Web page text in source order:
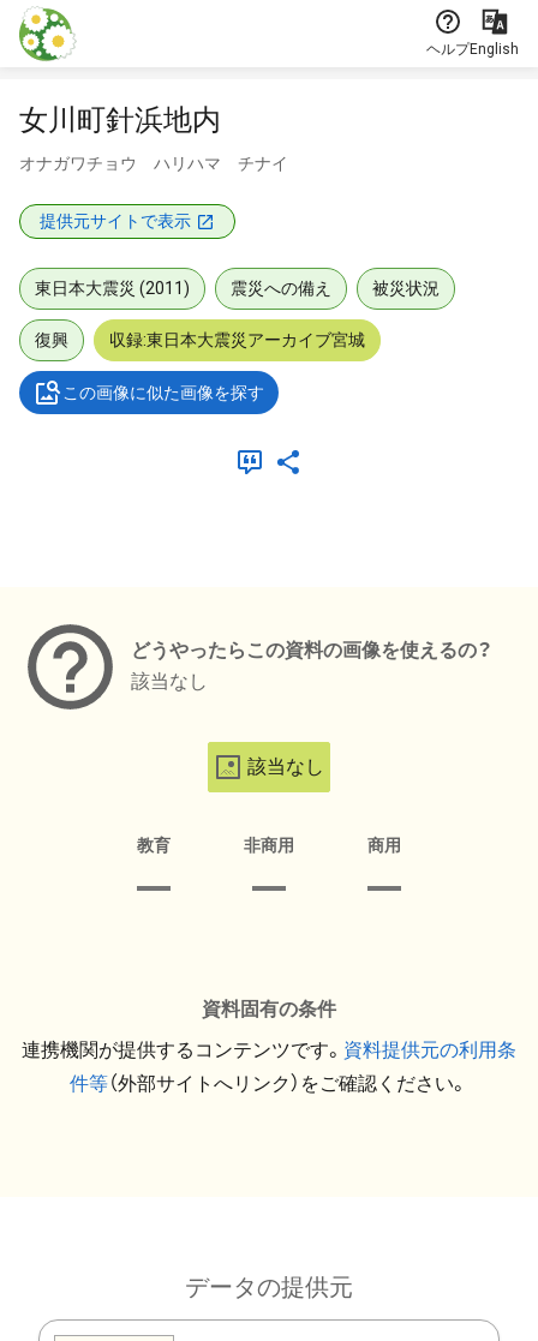
本文に飛ぶ
ヘルプEnglish
女川町針浜地内
オナガワチョウ ハリハマ チナイ
提供元サイトで表示
東日本大震災 (2011) 震災への備え 被災状況
復興 収録:東日本大震災アーカイブ宮城
この画像に似た画像を探す
どうやったらこの資料の画像を使えるの？
該当なし
該当なし
教育 非商用 商用
資料固有の条件
連携機関が提供するコンテンツです。 資料提供元の利用条
件等（外部サイトへリンク）をご確認ください。
データの提供元